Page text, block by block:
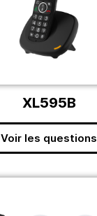
XL595B
Voir les questions